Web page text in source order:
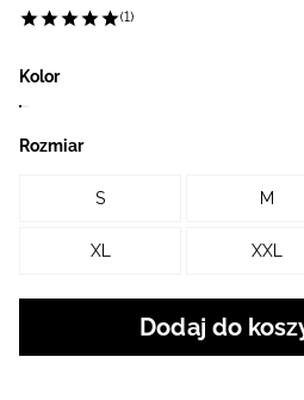
(1)
Kolor
Rozmiar
S M
XL XXL
Dodaj do